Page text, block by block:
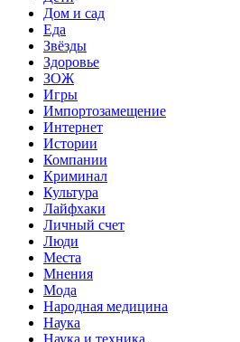
Дом и сад
Еда
Звёзды
Здоровье
ЗОЖ
Игры
Импортозамещение
Интернет
Истории
Компании
Криминал
Культура
Лайфхаки
Личный счет
Люди
Места
Мнения
Мода
Народная медицина
Наука